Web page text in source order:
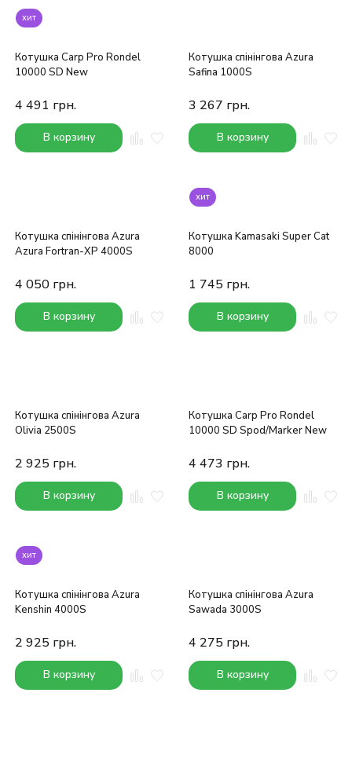
хит
Котушка Carp Pro Rondel
10000 SD New
4 491 грн.
В корзину
Котушка спінінгова Azura
Safina 1000S
3 267 грн.
В корзину
Котушка спінінгова Azura
Azura Fortran-XP 4000S
4 050 грн.
В корзину
хит
Котушка Kamasaki Super Cat
8000
1 745 грн.
В корзину
Котушка спінінгова Azura
Olivia 2500S
2 925 грн.
В корзину
Котушка Carp Pro Rondel
10000 SD Spod/Marker New
4 473 грн.
В корзину
хит
Котушка спінінгова Azura
Kenshin 4000S
2 925 грн.
В корзину
Котушка спінінгова Azura
Sawada 3000S
4 275 грн.
В корзину